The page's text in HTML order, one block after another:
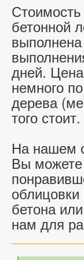
бетонной
дней.
немного
дерева
того стоит.
На нашем
Вы можете
бетона
нам для